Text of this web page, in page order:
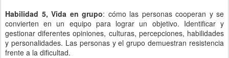
Habilidad 5, Vida en grupo: cómo las personas cooperan y se
convierten en un equipo para lograr un objetivo. Identificar y
gestionar diferentes opiniones, culturas, percepciones, habilidades
y personalidades. Las personas y el grupo demuestran resistencia
frente a la dificultad.